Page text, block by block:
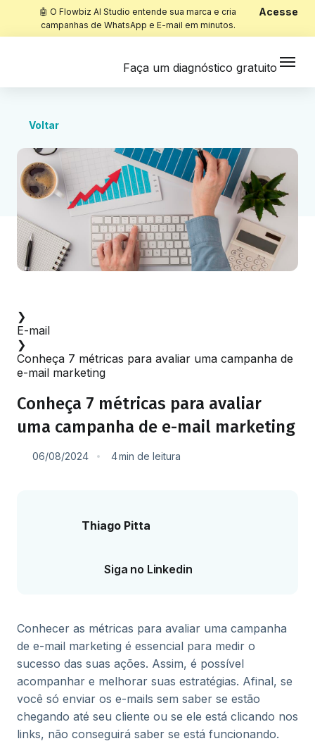
🤖 O Flowbiz AI Studio entende sua marca e cria
campanhas de WhatsApp e E-mail em minutos.
Acesse
Faça um diagnóstico gratuito
Voltar
❯
E-mail
❯
Conheça 7 métricas para avaliar uma campanha de
e-mail marketing
Conheça 7 métricas para avaliar
uma campanha de e-mail marketing
06/08/2024 4min de leitura
Thiago Pitta
Siga no Linkedin
Conhecer as métricas para avaliar uma campanha
de e-mail marketing é essencial para medir o
sucesso das suas ações. Assim, é possível
acompanhar e melhorar suas estratégias. Afinal, se
você só enviar os e-mails sem saber se estão
chegando até seu cliente ou se ele está clicando nos
links, não conseguirá saber se está funcionando.